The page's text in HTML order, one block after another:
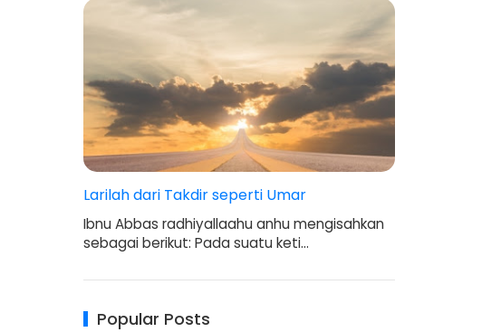
Larilah dari Takdir seperti Umar
Ibnu Abbas radhiyallaahu anhu mengisahkan
sebagai berikut: Pada suatu keti…
Popular Posts